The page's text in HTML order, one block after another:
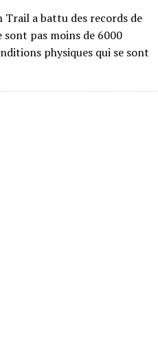
Trail a battu des records de
pas moins de 6000
physiques qui se sont